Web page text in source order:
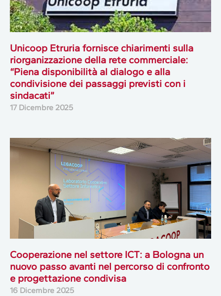
Unicoop Etruria fornisce chiarimenti sulla
riorganizzazione della rete commerciale:
“Piena disponibilità al dialogo e alla
condivisione dei passaggi previsti con i
sindacati”
17 Dicembre 2025
Cooperazione nel settore ICT: a Bologna un
nuovo passo avanti nel percorso di confronto
e progettazione condivisa
16 Dicembre 2025